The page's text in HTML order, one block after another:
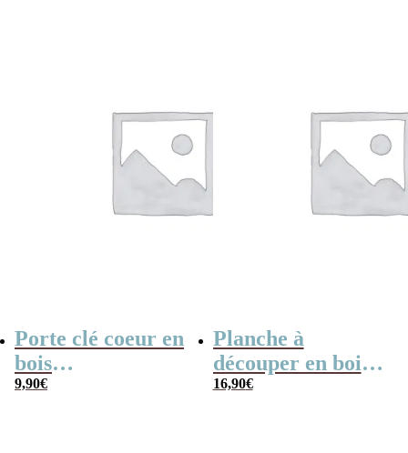
Porte clé coeur en
bois
personnalisable –
9,90€
Planche à
découper en bois
prénom
16,90€